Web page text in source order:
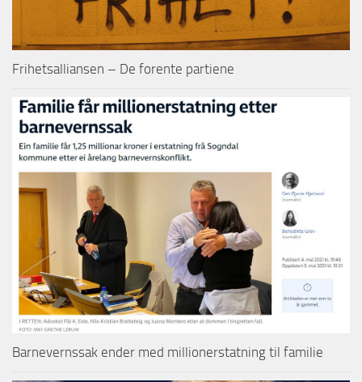
Frihetsalliansen – De forente partiene
Barnevernssak ender med millionerstatning til familie